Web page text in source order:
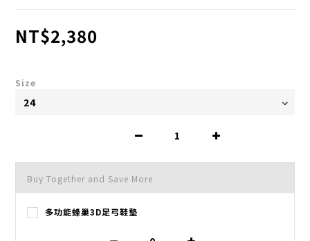
NT$2,380
Size
Buy Together and Save More
多功能蜂巢3D足弓鞋墊